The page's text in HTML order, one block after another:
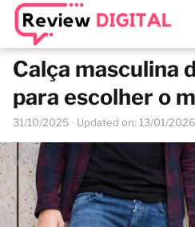
Calça masculina
para escolher o
31/10/2025 · Updated on: 13/01/2026